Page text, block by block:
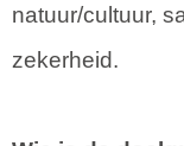
natuur/cultuur,
zekerheid.